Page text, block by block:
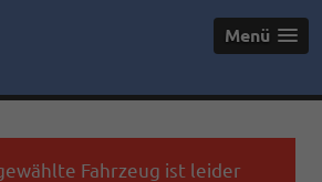
Menü
Fahrzeug ist leider